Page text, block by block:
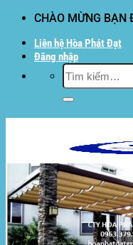
dung
CHÀO MỪNG BẠN
Liên hệ Hòa Phát Đạt
Đăng nhập
Tìm
kiếm: